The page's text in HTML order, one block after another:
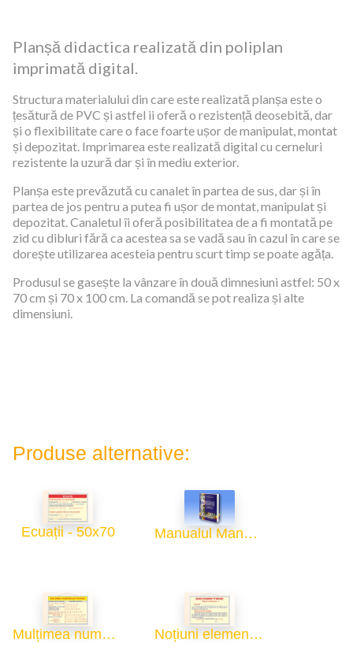
Planșă didactica realizată din poliplan
imprimată digital.
Structura materialului din care este realizată planșa este o
țesătură de PVC și astfel ii oferă o rezistență deosebită, dar
și o flexibilitate care o face foarte ușor de manipulat, montat
și depozitat. Imprimarea este realizată digital cu cerneluri
rezistente la uzură dar și în mediu exterior.
Planșa este prevăzută cu canalet în partea de sus, dar și în
partea de jos pentru a putea fi ușor de montat, manipulat și
depozitat. Canaletul îi oferă posibilitatea de a fi montată pe
zid cu dibluri fără ca acestea sa se vadă sau în cazul în care se
dorește utilizarea acesteia pentru scurt timp se poate agăța.
Produsul se gasește la vânzare în două dimnesiuni astfel: 50 x
70 cm și 70 x 100 cm. La comandă se pot realiza și alte
dimensiuni.
Produse alternative:
Ecuații - 50x70 Manualul Manualelor
Mulțimea numerelor întregi - 50x70 Noțiuni elementare de geometrie - 1 - 50x70